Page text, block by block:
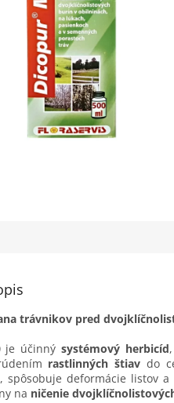
trávnikov pred
je účinný systémový herbicíd
rastlinných štiav do
, spôsobuje deformácie listov
na ničenie